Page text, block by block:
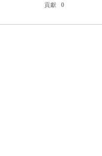
貢獻 0